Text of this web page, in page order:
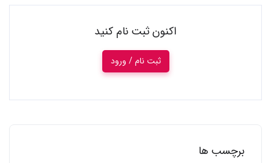
اکنون ثبت نام کنید
ثبت نام / ورود
برچسب ها